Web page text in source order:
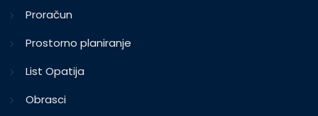
Proračun
Prostorno planiranje
List Opatija
Obrasci